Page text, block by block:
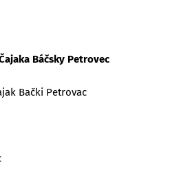
Báčsky Petrovec
Bački Petrovac